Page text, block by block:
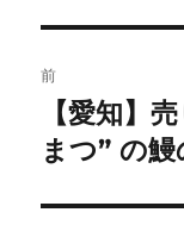
稿
ナ
ビ
前
の
稿:
【愛知】
まつ” の